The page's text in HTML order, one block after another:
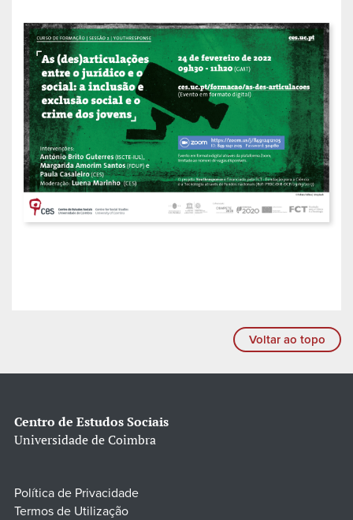
Voltar ao topo
Centro de Estudos Sociais
Universidade de Coimbra
Política de Privacidade
Termos de Utilização